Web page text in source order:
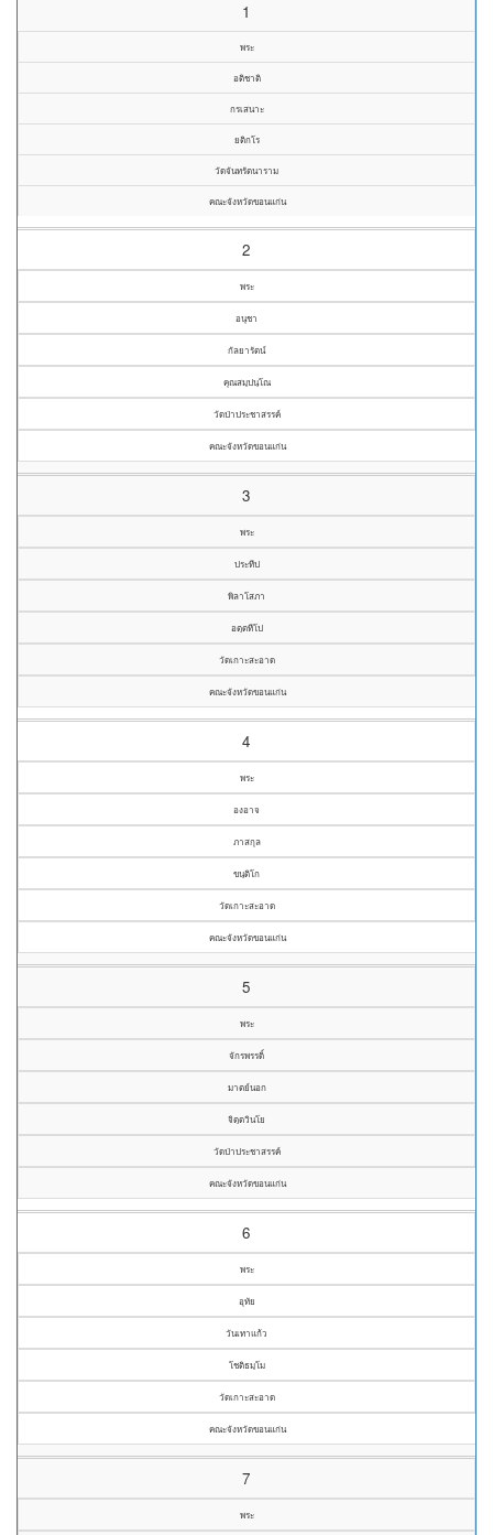
1
พระ
อติชาติ
กรเสนาะ
ยติกโร
วัดจันทรัตนาราม
คณะจังหวัดขอนแก่น
2
พระ
อนุชา
กัลยารัตน์
คุณสมฺปนฺโณ
วัดป่าประชาสรรค์
คณะจังหวัดขอนแก่น
3
พระ
ประทีป
พิลาโสภา
อตฺตทีโป
วัดเกาะสะอาด
คณะจังหวัดขอนแก่น
4
พระ
องอาจ
ภาสกุล
ขนฺติโก
วัดเกาะสะอาด
คณะจังหวัดขอนแก่น
5
พระ
จักรพรรดิ์
มาตย์นอก
จิตฺตวินโย
วัดป่าประชาสรรค์
คณะจังหวัดขอนแก่น
6
พระ
อุทัย
วันเทาแก้ว
โชติธมฺโม
วัดเกาะสะอาด
คณะจังหวัดขอนแก่น
7
พระ